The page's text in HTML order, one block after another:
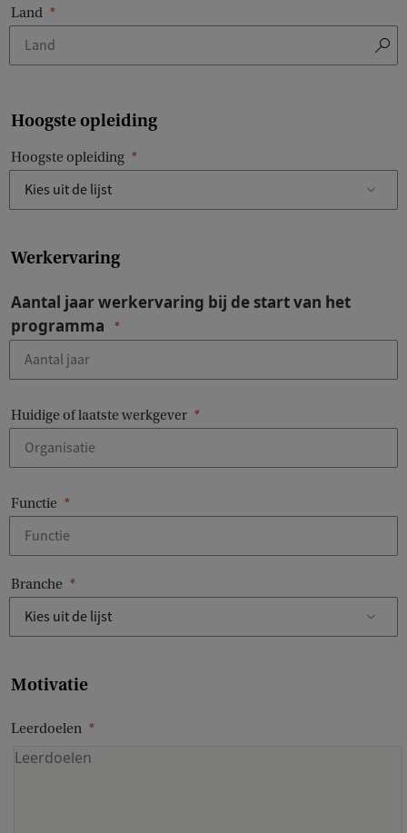
Land
Hoogste opleiding
Hoogste opleiding
Werkervaring
Aantal jaar werkervaring bij de start van het
programma
Huidige of laatste werkgever
Functie
Branche
Motivatie
Leerdoelen